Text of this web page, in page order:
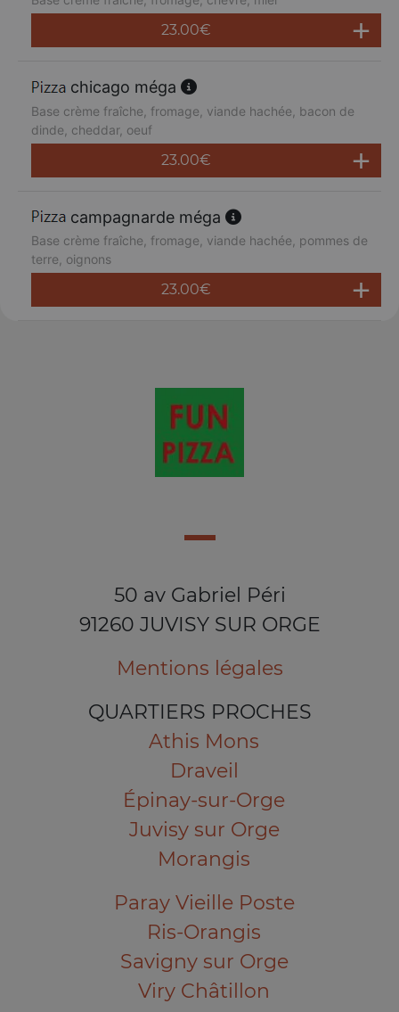
23.00€
chicago méga
Base crème fraîche, fromage, viande hachée, bacon de
dinde, cheddar, oeuf
23.00€
campagnarde méga
Base crème fraîche, fromage, viande hachée, pommes de
terre, oignons
23.00€
50 av Gabriel Péri
91260 JUVISY SUR ORGE
Mentions légales
QUARTIERS PROCHES
Athis Mons
Draveil
Épinay-sur-Orge
Juvisy sur Orge
Morangis
Paray Vieille Poste
Ris-Orangis
Savigny sur Orge
Viry Châtillon